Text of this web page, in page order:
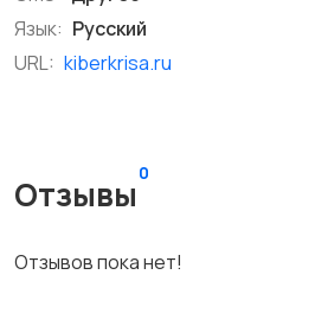
Язык: Русский
URL: kiberkrisa.ru
Отзывы
0
Отзывов пока нет!